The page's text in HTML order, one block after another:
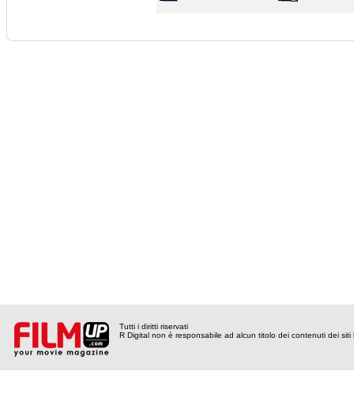
Tutti i diritti riservati
R Digital non è responsabile ad alcun titolo dei contenuti dei siti